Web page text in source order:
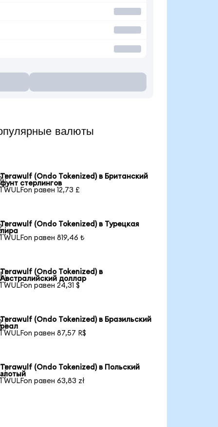
валюты
Terawulf (Ondo Tokenized) в Британский
фунт стерлингов
1 WULFon равен 12,73 £
Terawulf (Ondo Tokenized) в Турецкая
лира
1 WULFon равен 819,46 ₺
Terawulf (Ondo Tokenized) в
Австралийский доллар
1 WULFon равен 24,31 $
Terawulf (Ondo Tokenized) в Бразильский
реал
1 WULFon равен 87,57 R$
Terawulf (Ondo Tokenized) в Польский
злотый
1 WULFon равен 63,83 zł